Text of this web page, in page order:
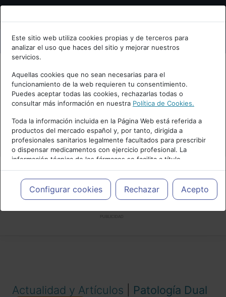
Bienvenid@ a psiquiatria.com
Escribe tu Email
Accede o regístrate con tu email.
Cancelar
Este sitio web utiliza cookies propias y de terceros para
analizar el uso que haces del sitio y mejorar nuestros
servicios.
Aquellas cookies que no sean necesarias para el
funcionamiento de la web requieren tu consentimiento.
Puedes aceptar todas las cookies, rechazarlas todas o
consultar más información en nuestra Política de Cookies.
Toda la información incluida en la Página Web está referida a
productos del mercado español y, por tanto, dirigida a
profesionales sanitarios legalmente facultados para prescribir
o dispensar medicamentos con ejercicio profesional. La
información técnica de los fármacos se facilita a título
meramente informativo, siendo responsabilidad de los
profesionales facultados prescribir medicamentos y decidir, en
cada caso concreto, el tratamiento más adecuado a las
necesidades del paciente.
Configurar cookies Rechazar Acepto
Actualidad y Artículos Patología Dual